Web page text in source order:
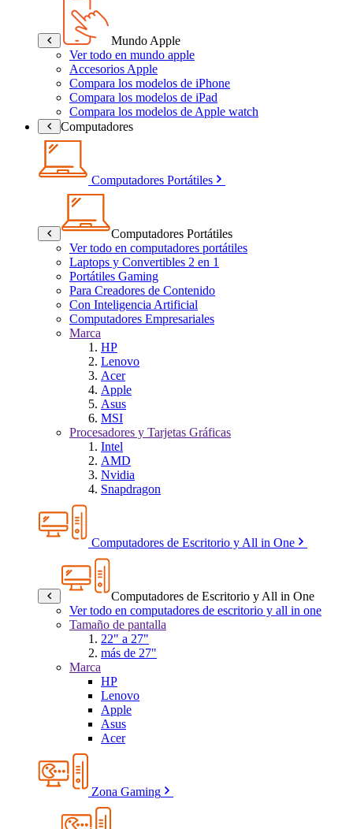
Mundo Apple
Ver todo en mundo apple
Accesorios Apple
Compara los modelos de iPhone
Compara los modelos de iPad
Compara los modelos de Apple watch
Computadores
Computadores Portátiles
Computadores Portátiles
Ver todo en computadores portátiles
Laptops y Convertibles 2 en 1
Portátiles Gaming
Para Creadores de Contenido
Con Inteligencia Artificial
Computadores Empresariales
Marca
HP
Lenovo
Acer
Apple
Asus
MSI
Procesadores y Tarjetas Gráficas
Intel
AMD
Nvidia
Snapdragon
Computadores de Escritorio y All in One
Computadores de Escritorio y All in One
Ver todo en computadores de escritorio y all in one
Tamaño de pantalla
22" a 27"
más de 27"
Marca
HP
Lenovo
Apple
Asus
Acer
Zona Gaming